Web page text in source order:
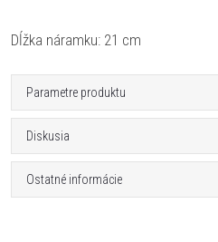
Dĺžka náramku: 21 cm
Parametre produktu
Diskusia
Ostatné informácie